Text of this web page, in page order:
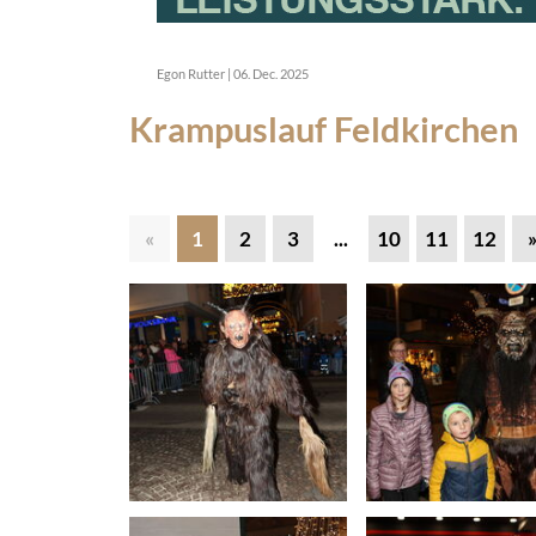
Egon Rutter 06. Dec. 2025
Krampuslauf Feldkirchen
« 1 2 3 ... 10 11 12 »